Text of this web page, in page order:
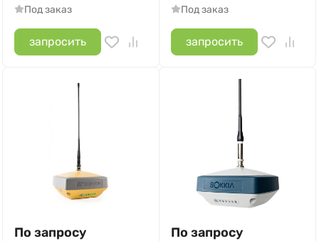
Под заказ
запросить
Под заказ
запросить
По запросу По запросу